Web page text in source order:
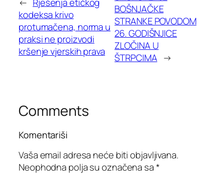
kodeksa krivo
protumačena, norma u
praksi ne proizvodi
kršenje vjerskih prava
BOŠNJAČKE
STRANKE POVODOM
26. GODIŠNJICE
ZLOČINA U
ŠTRPCIMA →
Comments
Komentariši
Vaša email adresa neće biti objavljivana.
Neophodna polja su označena sa*